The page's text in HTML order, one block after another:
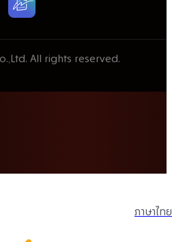
All rights reserved.
ภาษาไทย